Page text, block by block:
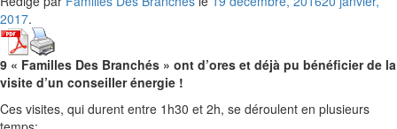
2017.
9 « Familles Des Branchés » ont d’ores et déjà pu bénéficier de la
visite d’un conseiller énergie !
Ces visites, qui durent entre 1h30 et 2h, se déroulent en plusieurs